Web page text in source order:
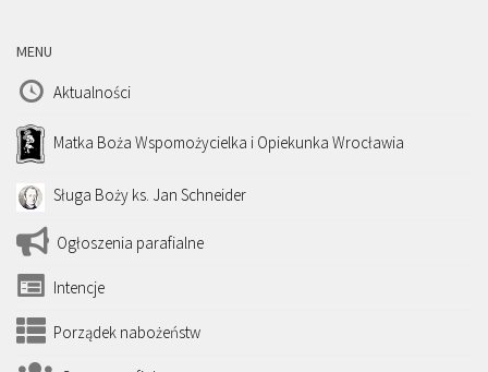
MENU
Aktualności
Matka Boża Wspomożycielka i Opiekunka Wrocławia
Sługa Boży ks. Jan Schneider
Ogłoszenia parafialne
Intencje
Porządek nabożeństw